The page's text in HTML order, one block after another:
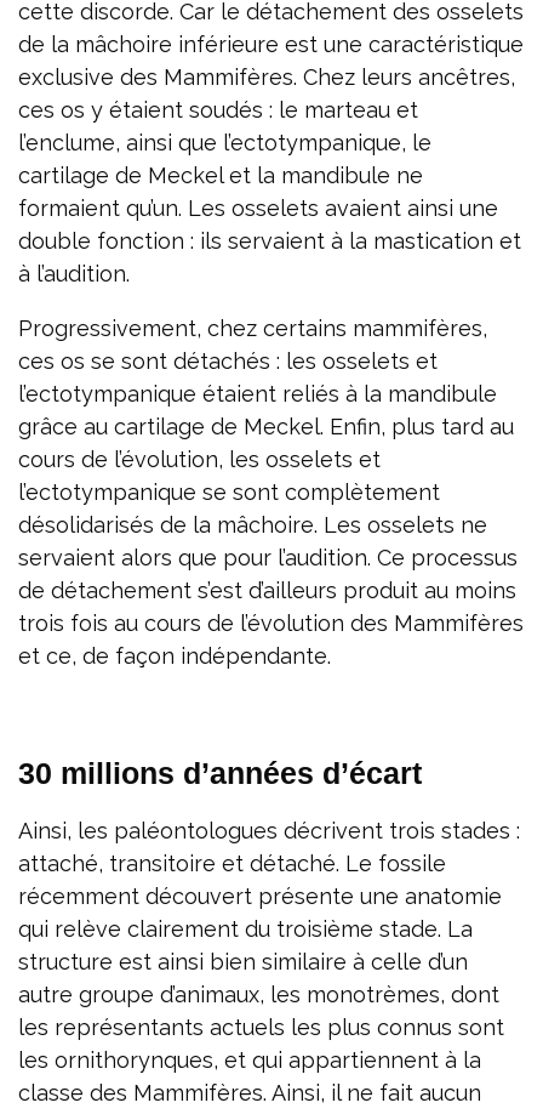
cette discorde. Car le détachement des osselets
de la mâchoire inférieure est une caractéristique
exclusive des Mammifères. Chez leurs ancêtres,
ces os y étaient soudés : le marteau et
l’enclume, ainsi que l’ectotympanique, le
cartilage de Meckel et la mandibule ne
formaient qu’un. Les osselets avaient ainsi une
double fonction : ils servaient à la mastication et
à l’audition.
Progressivement, chez certains mammifères,
ces os se sont détachés : les osselets et
l’ectotympanique étaient reliés à la mandibule
grâce au cartilage de Meckel. Enfin, plus tard au
cours de l’évolution, les osselets et
l’ectotympanique se sont complètement
désolidarisés de la mâchoire. Les osselets ne
servaient alors que pour l’audition. Ce processus
de détachement s’est d’ailleurs produit au moins
trois fois au cours de l’évolution des Mammifères
et ce, de façon indépendante.
30 millions d’années d’écart
Ainsi, les paléontologues décrivent trois stades :
attaché, transitoire et détaché. Le fossile
récemment découvert présente une anatomie
qui relève clairement du troisième stade. La
structure est ainsi bien similaire à celle d’un
autre groupe d’animaux, les monotrèmes, dont
les représentants actuels les plus connus sont
les ornithorynques, et qui appartiennent à la
classe des Mammifères. Ainsi, il ne fait aucun